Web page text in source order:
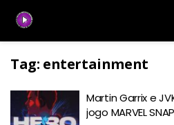
Tag: entertainment
Martin Garrix e
jogo MARVEL SNAP